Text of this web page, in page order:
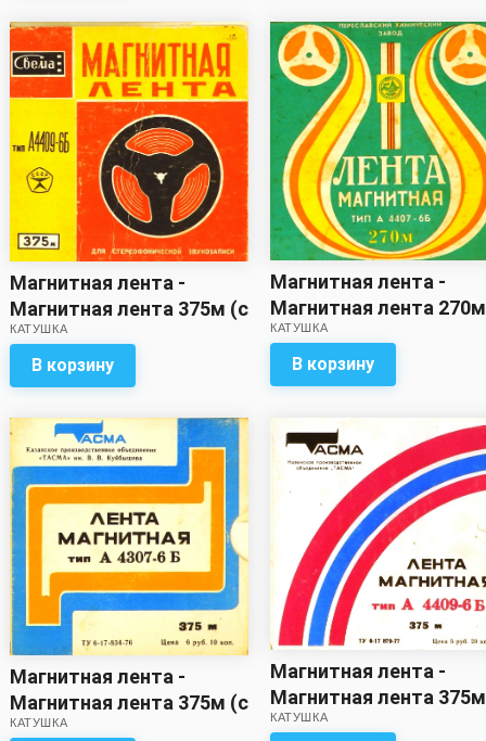
Магнитная лента -
Магнитная лента 375м (с
записью)
КАТУШКА
В корзину
Магнитная лента -
Магнитная лента
записью)
КАТУШКА
В корзину
Магнитная лента -
Магнитная лента 375м (с
записью)
КАТУШКА
Магнитная лента -
Магнитная лента
записью)
КАТУШКА